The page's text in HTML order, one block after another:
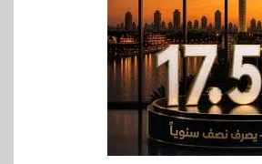
اخبار
فيكسد مصر و”حلول” تتشاركان
في تطوير أول منصة للسياحة
الصحية في مصر والشرق الأوسط
وأفريقيا Tour4Cure